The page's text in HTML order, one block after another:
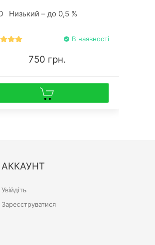
Низький – до 0,5 %
В наявності
750 грн.
АККАУНТ
Увійдіть
Зареєструватися